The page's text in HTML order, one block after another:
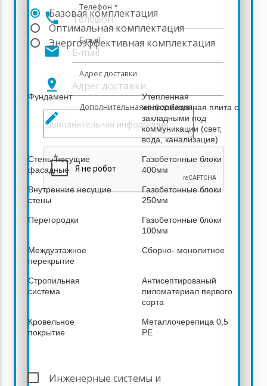
phone
Телефон *
mail
E-mail
pin_drop
Адрес доставки
create
Дополнительная информация
*
Базовая комплектация
Оптимальная комплектация11 101 302
Энергоэффективная комплектация
Описание выбранной комплектации
Фундамент
Утепленная
железобетонная плита с
закладными под
коммуникации (свет,
вода, канализация)
Стены несущие
фасадные
Газобетонные блоки
400мм
Внутренние несущие
стены
Газобетонные блоки
250мм
Перегородки
Газобетонные блоки
100мм
Междуэтажное
перекрытие
Сборно- монолитное
Стропильная
система
Антисептированый
пиломатериал первого
сорта
Кровельное
покрытие
Металлочерепица 0,5
PE
Инженерные системы и